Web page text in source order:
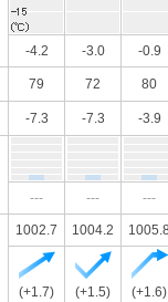
-4.2 -3.0 -0.9
79 72 80
-7.3 -7.3 -3.9
--- --- ---
1002.7 1004.2
(+1.7) (+1.5) (+1.6)